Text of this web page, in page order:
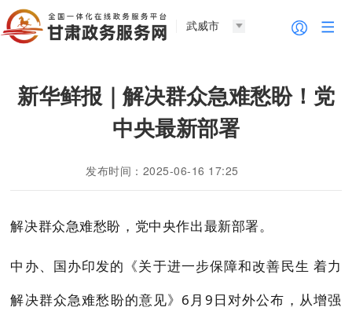
武威市
新华鲜报｜解决群众急难愁盼！党
中央最新部署
发布时间：2025-06-16 17:25
解决群众急难愁盼，党中央作出最新部署。
中办、国办印发的《关于进一步保障和改善民生 着力
解决群众急难愁盼的意见》6月9日对外公布，从增强